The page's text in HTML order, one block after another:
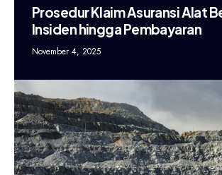
Prosedur Klaim Asuransi Alat
Insiden hingga Pembayaran
November 4, 2025